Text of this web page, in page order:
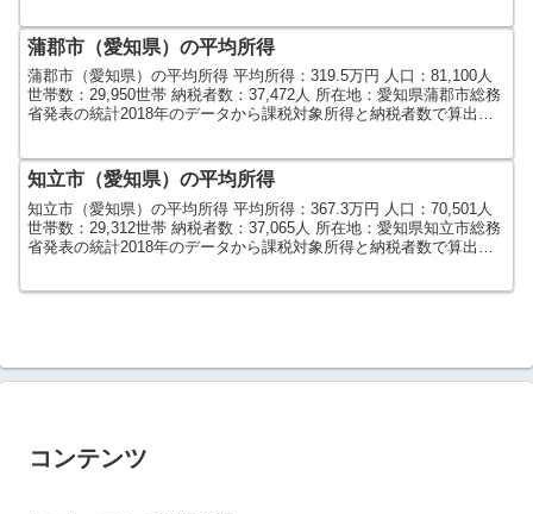
蒲郡市（愛知県）の平均所得
蒲郡市（愛知県）の平均所得 平均所得：319.5万円 人口：81,100人
世帯数：29,950世帯 納税者数：37,472人 所在地：愛知県蒲郡市総務
省発表の統計2018年のデータから課税対象所得と納税者数で算出し
知立市（愛知県）の平均所得
知立市（愛知県）の平均所得 平均所得：367.3万円 人口：70,501人
世帯数：29,312世帯 納税者数：37,065人 所在地：愛知県知立市総務
省発表の統計2018年のデータから課税対象所得と納税者数で算出し
コンテンツ